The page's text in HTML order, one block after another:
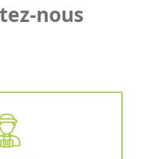
nous